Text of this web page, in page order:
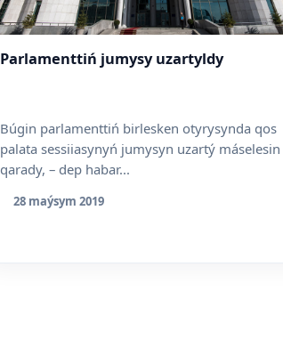
Parlamenttiń jumysy uzartyldy
Búgin parlamenttiń birlesken otyrysynda qos
palata sessiiasynyń jumysyn uzartý máselesin
qarady, – dep habar...
28 maýsym 2019